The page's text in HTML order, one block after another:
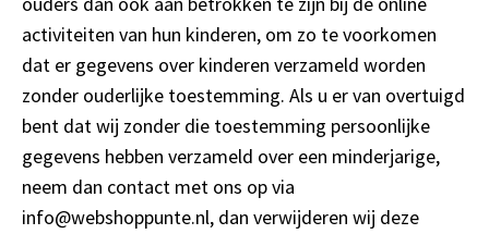
activiteiten van hun kinderen, om zo te voorkomen
dat er gegevens over kinderen verzameld worden
zonder ouderlijke toestemming. Als u er van overtuigd
bent dat wij zonder die toestemming persoonlijke
gegevens hebben verzameld over een minderjarige,
neem dan contact met ons op via
info@webshoppunte.nl, dan verwijderen wij deze